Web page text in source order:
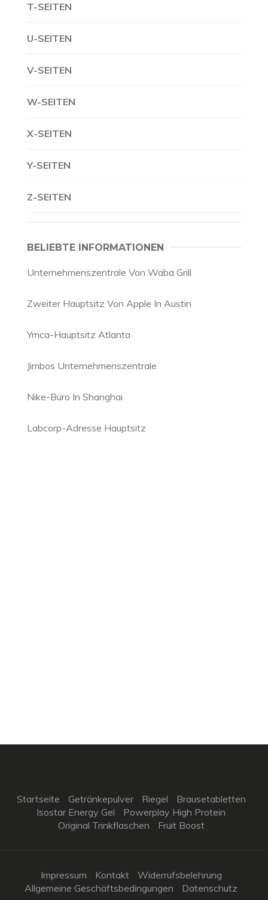
T-SEITEN
U-SEITEN
V-SEITEN
W-SEITEN
X-SEITEN
Y-SEITEN
Z-SEITEN
BELIEBTE INFORMATIONEN
Unternehmenszentrale Von Waba Grill
Zweiter Hauptsitz Von Apple In Austin
Ymca-Hauptsitz Atlanta
Jimbos Unternehmenszentrale
Nike-Büro In Shanghai
Labcorp-Adresse Hauptsitz
Startseite Getränkepulver Riegel
Brausetabletten
Isostar Energy Gel
Powerplay High Protein
Original Trinkflaschen
Fruit Boost
Impressum Kontakt
Widerrufsbelehrung
Allgemeine Geschäftsbedingungen
Datenschutz